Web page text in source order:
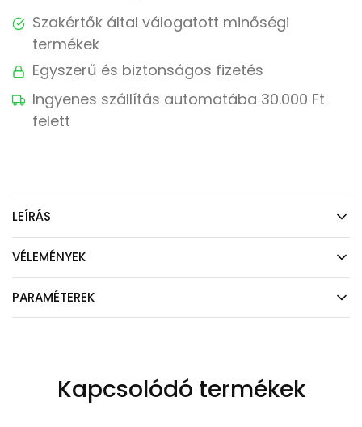
Szakértők által válogatott minőségi
termékek
Egyszerű és biztonságos fizetés
Ingyenes szállítás automatába 30.000 Ft
felett
LEÍRÁS
VÉLEMÉNYEK
PARAMÉTEREK
Kapcsolódó termékek